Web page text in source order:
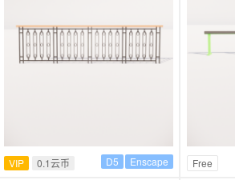
VIP 0.1云币 Enscape
D5 Free